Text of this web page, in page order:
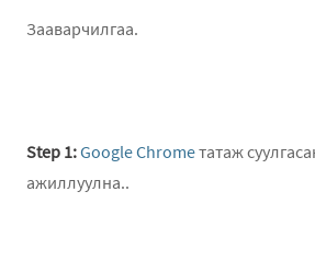
Зааварчилгаа.
Step 1:Google Chromeтатаж
ажиллуулна..